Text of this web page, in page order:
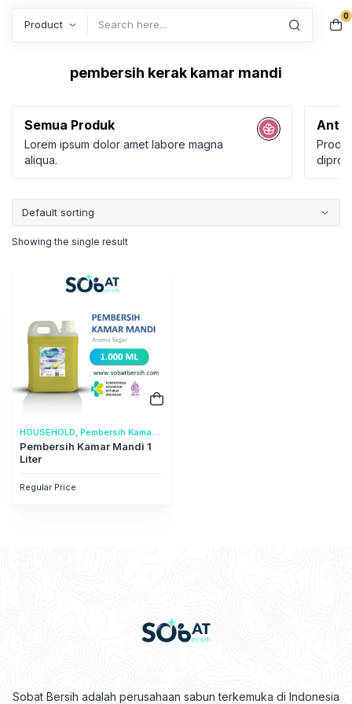
0
pembersih kerak kamar mandi
Semua Produk
Lorem ipsum dolor amet labore magna
aliqua.
Anti
Showing the single result
HOUSEHOLD, Pembersih Kamar
Mandi
Pembersih Kamar Mandi 1
Liter
Regular Price
Sobat Bersih adalah perusahaan sabun terkemuka di Indonesia